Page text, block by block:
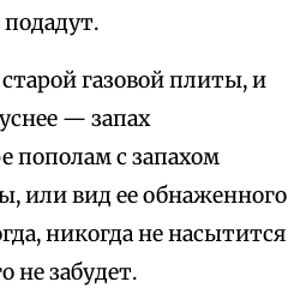
газовой плиты, и
— запах
пополам с запахом
или вид ее обнаженного
никогда не насытится
не забудет.